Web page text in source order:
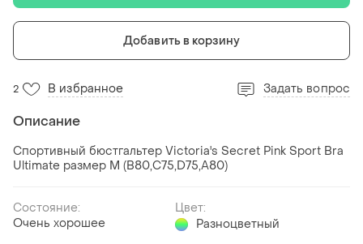
Добавить в корзину
2 В избранное Задать вопрос
Описание
Спортивный бюстгальтер Victoria's Secret Pink Sport Bra
Ultimate размер М (В80,C75,D75,A80)
Состояние:
Очень хорошее
Цвет:
Разноцветный